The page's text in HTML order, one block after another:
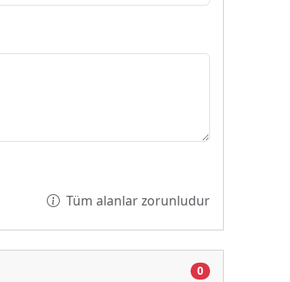
Tüm alanlar zorunludur
0